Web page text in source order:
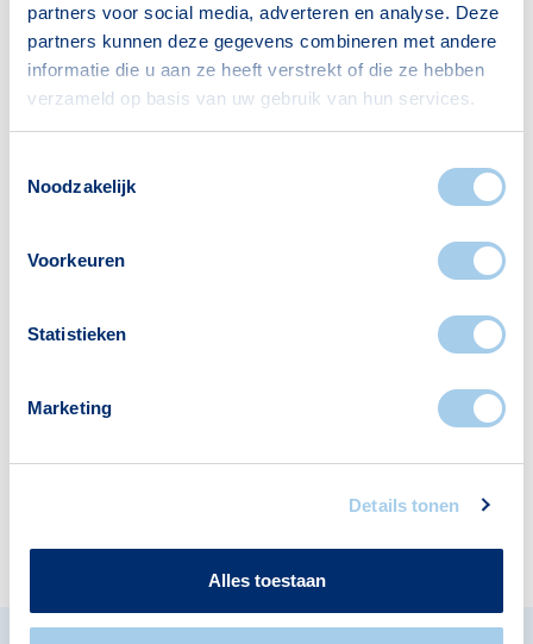
partners voor social media, adverteren en analyse. Deze
partners kunnen deze gegevens combineren met andere
informatie die u aan ze heeft verstrekt of die ze hebben
verzameld op basis van uw gebruik van hun services.
Noodzakelijk
Voorkeuren
Statistieken
Marketing
Details tonen
Alles toestaan
Voorzieningen in Doornakkers
Deze wijk heeft het allemaal voor je. Zo vind je